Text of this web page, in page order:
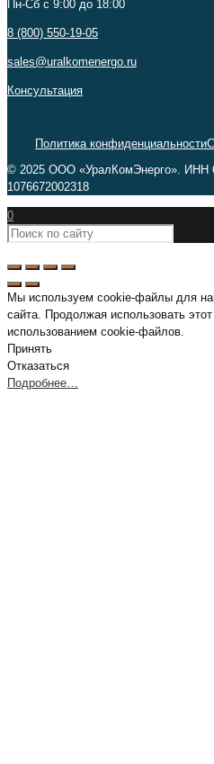
Пн-Сб c 9:00 до 18:00
8 (800) 550-19-05
sales@uralkomenergo.ru
Консультация
Политика конфиденциальности
© 2025 ООО «УралКомЭнерго». ИНН
1076672002318
0
Мы используем cookie-файлы для
сайта. Продолжая использовать
использованием cookie-файлов.
Принять
Отказаться
Подробнее…